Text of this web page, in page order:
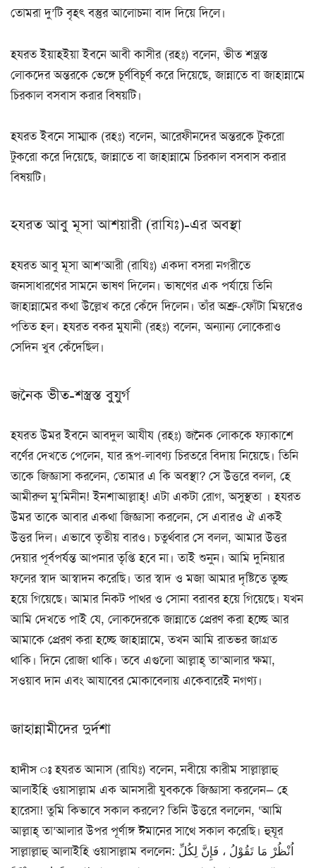
তোমরা দু’টি বৃহৎ বস্তুর আলোচনা বাদ দিয়ে দিলে।
হযরত ইয়াহইয়া ইবনে আবী কাসীর (রহঃ) বলেন, ভীত শন্ত্রস্ত
লোকদের অন্তরকে ভেঙ্গে চূর্ণবিচূর্ণ করে দিয়েছে, জান্নাতে বা জাহান্নামে
চিরকাল বসবাস করার বিষয়টি।
হযরত ইবনে সাম্মাক (রহঃ) বলেন, আরেফীনদের অন্তরকে টুকরো
টুকরো করে দিয়েছে, জান্নাতে বা জাহান্নামে চিরকাল বসবাস করার
বিষয়টি।
হযরত আবু মূসা আশয়ারী (রাযিঃ)-এর অবস্থা
হযরত আবু মূসা আশ’আরী (রাযিঃ) একদা বসরা নগরীতে
জনসাধারণের সামনে ভাষণ দিলেন। ভাষণের এক পর্যায়ে তিনি
জাহান্নামের কথা উল্লেখ করে কেঁদে দিলেন। তাঁর অশ্রু-ফোঁটা মিম্বরেও
পতিত হল। হযরত বকর মুযানী (রহঃ) বলেন, অন্যান্য লোকেরাও
সেদিন খুব কেঁদেছিল।
জনৈক ভীত-শস্ত্ৰস্ত বুযুর্গ
হযরত উমর ইবনে আবদুল আযীয (রহঃ) জনৈক লোককে ফ্যাকাশে
বর্ণের দেখতে পেলেন, যার রূপ-লাবণ্য চিরতরে বিদায় নিয়েছে। তিনি
তাকে জিজ্ঞাসা করলেন, তোমার এ কি অবস্থা? সে উত্তরে বলল, হে
আমীরুল মু’মিনীন! ইনশাআল্লাহ্! এটা একটা রোগ, অসুস্থতা । হযরত
উমর তাকে আবার একথা জিজ্ঞাসা করলেন, সে এবারও ঐ একই
উত্তর দিল। এভাবে তৃতীয় বারও। চতুর্থবার সে বলল, আমার উত্তর
দেয়ার পূর্বপর্যন্ত আপনার তৃপ্তি হবে না। তাই শুনুন। আমি দুনিয়ার
ফলের স্বাদ আস্বাদন করেছি। তার স্বাদ ও মজা আমার দৃষ্টিতে তুচ্ছ
হয়ে গিয়েছে। আমার নিকট পাথর ও সোনা বরাবর হয়ে গিয়েছে। যখন
আমি দেখতে পাই যে, লোকদেরকে জান্নাতে প্রেরণ করা হচ্ছে আর
আমাকে প্রেরণ করা হচ্ছে জাহান্নামে, তখন আমি রাতভর জাগ্রত
থাকি। দিনে রোজা থাকি। তবে এগুলো আল্লাহ্ তা’আলার ক্ষমা,
সওয়াব দান এবং আযাবের মোকাবেলায় একেবারেই নগণ্য।
জাহান্নামীদের দুর্দশা
হাদীস ঃহযরত আনাস (রাযিঃ) বলেন, নবীয়ে কারীম সাল্লাল্লাহু
আলাইহি ওয়াসাল্লাম এক আনসারী যুবককে জিজ্ঞাসা করলেন— হে
হারেসা! তুমি কিভাবে সকাল করলে? তিনি উত্তরে বললেন, ‘আমি
আল্লাহ্ তা’আলার উপর পূর্ণাঙ্গ ঈমানের সাথে সকাল করেছি। হুযূর
সাল্লাল্লাহু আলাইহি ওয়াসাল্লাম বললেন: اُنْظُرْ مَا تَقُوْلُ ، فَإِنَّ لِكُلِّ